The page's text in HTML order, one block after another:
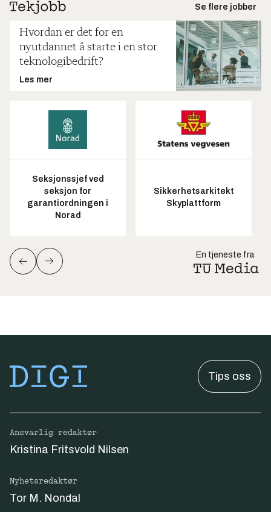
Se flere jobber
Hvordan er det for en
nyutdannet å starte i en stor
teknologibedrift?
Les mer
Seksjonssjef ved
seksjon for
garantiordningen i
Norad
Sikkerhetsarkitekt
Skyplattform
En tjeneste fra
Tips oss
Ansvarlig redaktør
Kristina Fritsvold Nilsen
Nyhetsredaktør
Tor M. Nondal